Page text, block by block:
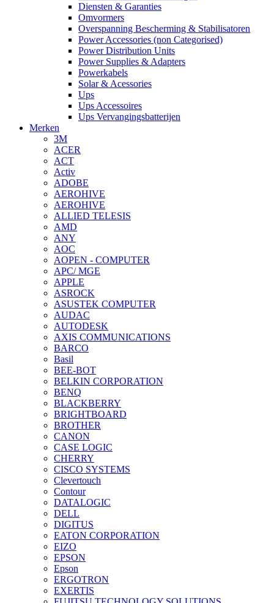
Diensten & Garanties
Omvormers
Overspanning Bescherming & Stabilisatoren
Power Accessories (non Categorised)
Power Distribution Units
Power Supplies & Adapters
Powerkabels
Solar & Acessories
Ups
Ups Accessoires
Ups Vervangingsbatterijen
Merken
3M
ACER
ACT
Activ
ADOBE
AEROHIVE
AEROHIVE
ALLIED TELESIS
AMD
ANY
AOC
AOPEN - COMPUTER
APC/ MGE
APPLE
ASROCK
ASUSTEK COMPUTER
AUDAC
AUTODESK
AXIS COMMUNICATIONS
BARCO
Basil
BEE-BOT
BELKIN CORPORATION
BENQ
BLACKBERRY
BRIGHTBOARD
BROTHER
CANON
CASE LOGIC
CHERRY
CISCO SYSTEMS
Clevertouch
Contour
DATALOGIC
DELL
DIGITUS
EATON CORPORATION
EIZO
EPSON
Epson
ERGOTRON
EXERTIS